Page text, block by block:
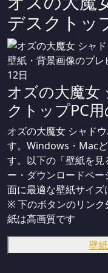
デスクトッ
壁紙・背景画像のプ
12日
オズの大魔女
クトップPC
オズの大魔女 シャド
す。Windows・Mac
す。以下の「壁紙を
ー・ダウンロードペ
面に最適な壁紙サイズ
※ 下のボタンのリンク
紙は高画質です
壁